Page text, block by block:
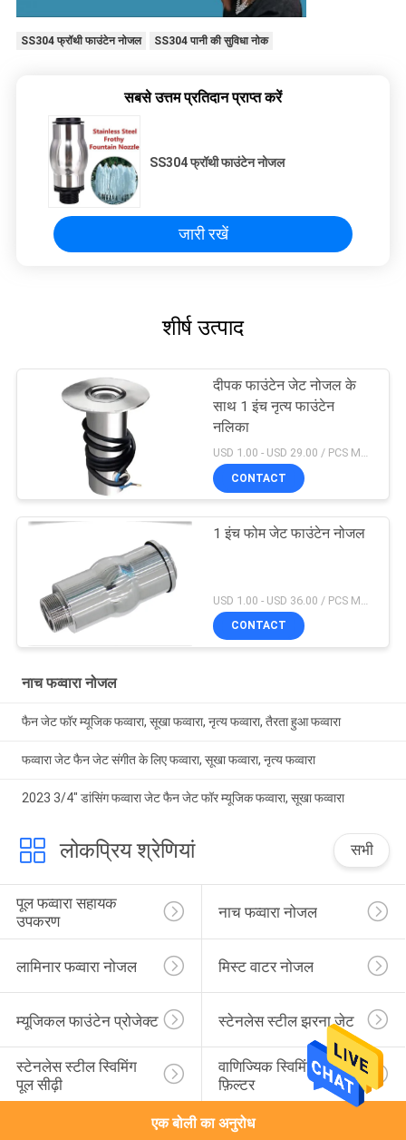
SS304 फ्रॉथी फाउंटेन नोजल SS304 पानी की सुविधा नोक
सबसे उत्तम प्रतिदान प्राप्त करें
SS304 फ्रॉथी फाउंटेन नोजल
जारी रखें
शीर्ष उत्पाद
दीपक फाउंटेन जेट नोजल के
साथ 1 इंच नृत्य फाउंटेन
नलिका
CONTACT
1 इंच फोम जेट फाउंटेन नोजल
CONTACT
नाच फव्वारा नोजल
फैन जेट फॉर म्यूजिक फव्वारा, सूखा फव्वारा, नृत्य फव्वारा, तैरता हुआ फव्वारा
फव्वारा जेट फैन जेट संगीत के लिए फव्वारा, सूखा फव्वारा, नृत्य फव्वारा
2023 3/4" डांसिंग फव्वारा जेट फैन जेट फॉर म्यूजिक फव्वारा, सूखा फव्वारा
लोकप्रिय श्रेणियां सभी
पूल फव्वारा सहायक
उपकरण
नाच फव्वारा नोजल
लामिनार फव्वारा नोजल मिस्ट वाटर नोजल
म्यूजिकल फाउंटेन प्रोजेक्ट स्टेनलेस स्टील झरना जेट
स्टेनलेस स्टील स्विमिंग
पूल सीढ़ी
वाणिज्यिक स्विमिंग पूल रेत
फ़िल्टर
एक बोली का अनुरोध